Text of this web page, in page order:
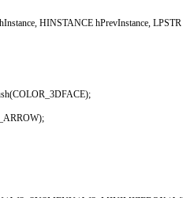
hInstance, HINSTANCE hPrevInstance, LPSTR
(COLOR_3DFACE);
);